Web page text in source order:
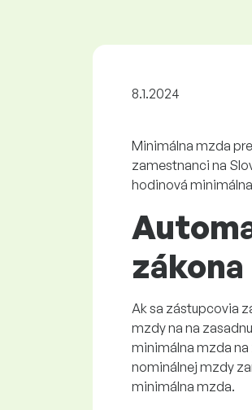
8.1.2024
Minimálna mzda
zamestnanci na
hodinová
zákona
Ak sa zástupcovia
mzdy na na
minimálna mzda
nominálnej mzdy
minimálna mzda.